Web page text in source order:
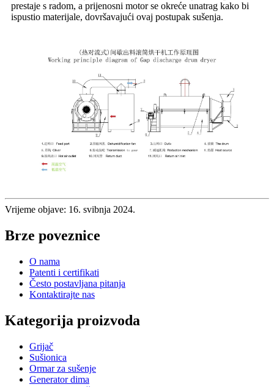
prestaje s radom, a prijenosni motor se okreće unatrag kako bi
ispustio materijale, dovršavajući ovaj postupak sušenja.
Vrijeme objave: 16. svibnja 2024.
Brze poveznice
O nama
Patenti i certifikati
Često postavljana pitanja
Kontaktirajte nas
Kategorija proizvoda
Grijač
Sušionica
Ormar za sušenje
Generator dima